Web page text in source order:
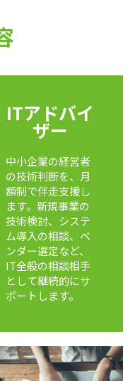
ITアドバイ
ザー
中小企業の経営者
の技術判断を、月
額制で伴走支援し
ます。新規事業の
技術検討、システ
ム導入の相談、ベ
ンダー選定など、
IT全般の相談相手
として継続的にサ
ポートします。